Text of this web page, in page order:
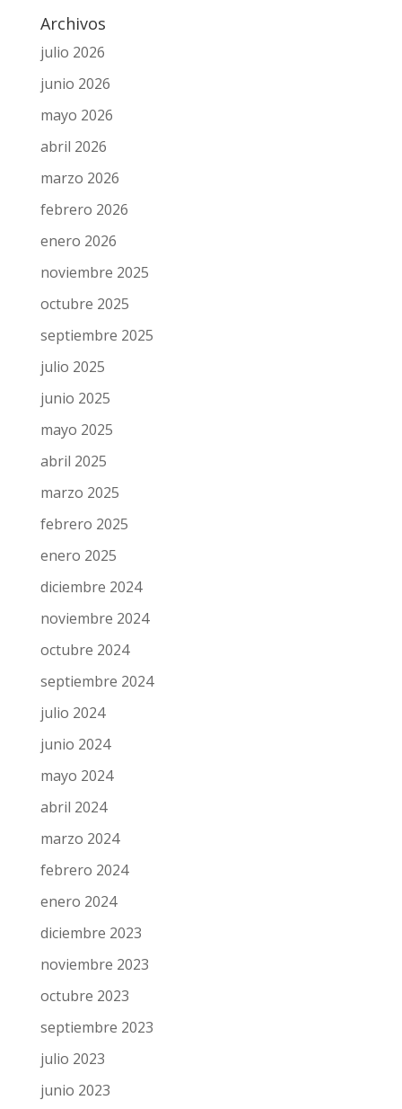
«Lo mejor está por llegar»
Archivos
julio 2026
junio 2026
mayo 2026
abril 2026
marzo 2026
febrero 2026
enero 2026
noviembre 2025
octubre 2025
septiembre 2025
julio 2025
junio 2025
mayo 2025
abril 2025
marzo 2025
febrero 2025
enero 2025
diciembre 2024
noviembre 2024
octubre 2024
septiembre 2024
julio 2024
junio 2024
mayo 2024
abril 2024
marzo 2024
febrero 2024
enero 2024
diciembre 2023
noviembre 2023
octubre 2023
septiembre 2023